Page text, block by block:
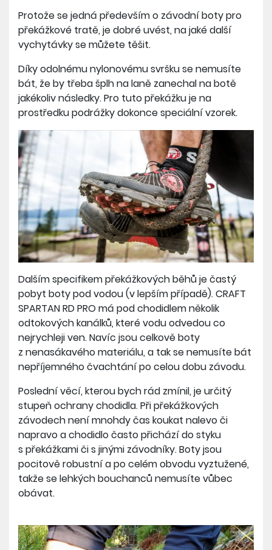
Protože se jedná především o závodní boty pro
překážkové tratě, je dobré uvést, na jaké další
vychytávky se můžete těšit.
Díky odolnému nylonovému svršku se nemusíte
bát, že by třeba šplh na laně zanechal na botě
jakékoliv následky. Pro tuto překážku je na
prostředku podrážky dokonce speciální vzorek.
Dalším specifikem překážkových běhů je častý
pobyt boty pod vodou (v lepším případě). CRAFT
SPARTAN RD PRO má pod chodidlem několik
odtokových kanálků, které vodu odvedou co
nejrychleji ven. Navíc jsou celkově boty
z nenasákavého materiálu, a tak se nemusíte bát
nepříjemného čvachtání po celou dobu závodu.
Poslední věcí, kterou bych rád zmínil, je určitý
stupeň ochrany chodidla. Při překážkových
závodech není mnohdy čas koukat nalevo či
napravo a chodidlo často přichází do styku
s překážkami či s jinými závodníky. Boty jsou
pocitově robustní a po celém obvodu vyztužené,
takže se lehkých bouchanců nemusíte vůbec
obávat.